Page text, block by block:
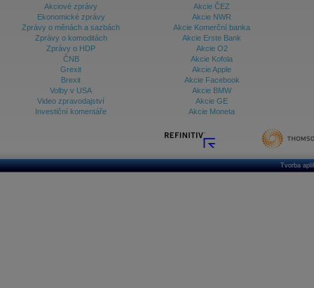
Akciové zprávy
Ekonomické zprávy
Zprávy o měnách a sazbách
Zprávy o komoditách
Zprávy o HDP
ČNB
Grexit
Brexit
Volby v USA
Video zpravodajství
Investiční komentáře
Akcie ČEZ
Akcie NWR
Akcie Komerční banka
Akcie Erste Bank
Akcie O2
Akcie Kofola
Akcie Apple
Akcie Facebook
Akcie BMW
Akcie GE
Akcie Moneta
Tvorba